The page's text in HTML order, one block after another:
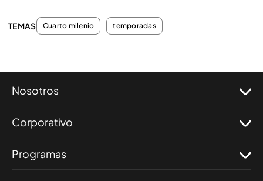
TEMAS Cuarto milenio temporadas
Nosotros
Corporativo
Programas